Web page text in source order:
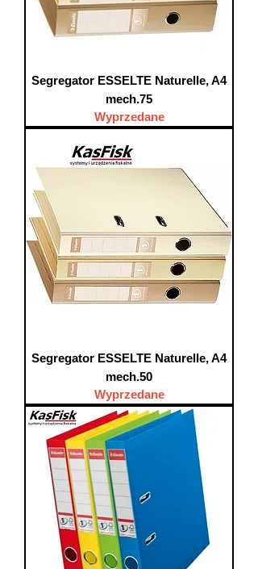
Segregator ESSELTE Naturelle, A4
mech.75
Wyprzedane
Segregator ESSELTE Naturelle, A4
mech.50
Wyprzedane